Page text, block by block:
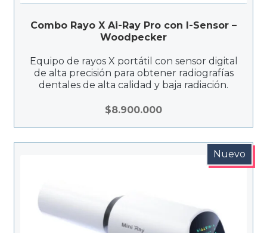
Combo Rayo X Ai-Ray Pro con I-Sensor –
Woodpecker
Equipo de rayos X portátil con sensor digital
de alta precisión para obtener radiografías
dentales de alta calidad y baja radiación.
$8.900.000
Nuevo